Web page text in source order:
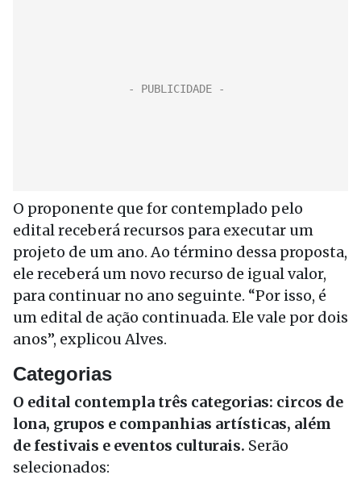
O proponente que for contemplado pelo
edital receberá recursos para executar um
projeto de um ano. Ao término dessa proposta,
ele receberá um novo recurso de igual valor,
para continuar no ano seguinte. “Por isso, é
um edital de ação continuada. Ele vale por dois
anos”, explicou Alves.
Categorias
O edital contempla três categorias: circos de
lona, grupos e companhias artísticas, além
de festivais e eventos culturais. Serão
selecionados: